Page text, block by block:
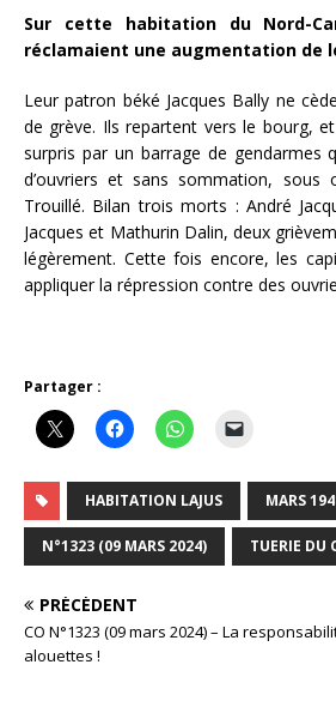
Sur cette habitation du Nord-
réclamaient une augmentation de
Leur patron béké Jacques Bally ne
de grève. Ils repartent vers le bourg,
surpris par un barrage de gendarmes
d’ouvriers et sans sommation, sous
Trouillé. Bilan trois morts : André
Jacques et Mathurin Dalin, deux
légèrement. Cette fois encore, les
appliquer la répression contre des
Partager :
HABITATION LAJUS MARS
N°1323 (09 MARS 2024) TUERIE DU
PRÉCÉDENT
CO N°1323 (09 mars 2024) – La
alouettes !